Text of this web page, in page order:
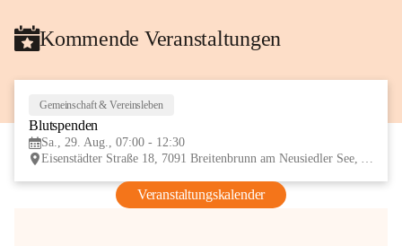
Kommende Veranstaltungen
Gemeinschaft & Vereinsleben
Blutspenden
Sa., 29. Aug., 07:00 - 12:30
Eisenstädter Straße 18, 7091 Breitenbrunn am Neusiedler See, AUT
Veranstaltungskalender